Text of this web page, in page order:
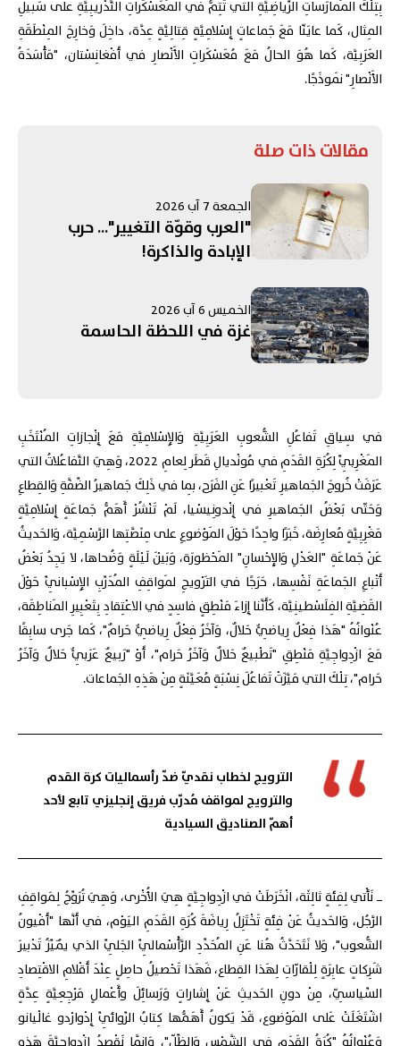
بِتِلْكَ المُمارَساتِ الرِّياضِيَّةِ التي تَتِمُّ في المُعَسْكَراتِ التَّدْريبِيَّةِ على سَبيلِ
المِثال، كَما عايَنّا مَعَ جَماعاتٍ إِسْلامِيَّةٍ قِتالِيَّةٍ عِدَّة، داخِلَ وَخارِجَ المِنْطَقَةِ
العَرَبِيَّة، كَما هُوَ الحالُ مَعَ مُعَسْكَراتِ الأَنْصارِ في أَفْغانِسْتان، "مَأْسَدَةُ
الأَنْصارِ" نَموذَجًا.
مقالات ذات صلة
الجمعة 7 آب 2026
"العرب وقوّة التغيير"... حرب
الإبادة والذاكرة!
الخميس 6 آب 2026
غزة في اللحظة الحاسمة
في سِياقِ تَفاعُلِ الشُّعوبِ العَرَبِيَّةِ وَالإِسْلامِيَّةِ مَعَ إِنْجازاتِ المُنْتَخَبِ
المَغْرِبِيِّ لِكُرَةِ القَدَمِ في مُونْديالِ قَطَر لِعامِ 2022، وَهِيَ التَّفاعُلاتُ التي
عَرَفَتْ خُروجَ الجَماهيرِ تَعْبيرًا عَنِ الفَرَح، بِما في ذَلِكَ جَماهيرُ الضِّفَّةِ وَالقِطاعِ
وَحَتّى بَعْضُ الجَماهيرِ في إِنْدونِيسْيا، لَمْ تَنْشُرْ أَهَمُّ جَماعَةٍ إِسْلامِيَّةٍ
مَغْرِبِيَّةٍ مُعارِضَة، خَبَرًا واحِدًا حَوْلَ المَوْضوعِ على مِنَصَّتِها الرَّسْمِيَّة، وَالحَديثُ
عَنْ جَماعَةِ "العَدْلِ وَالإِحْسانِ" المَحْظورَة، وَبَيْنَ لَيْلَةٍ وَضُحاها، لا يَجِدُ بَعْضُ
أَتْباعِ الجَماعَةِ نَفْسِها، حَرَجًا في التَرْويجِ لمَواقِفِ المُدَرِّبِ الإِسْبانِيِّ حَوْلَ
القَضِيَّةِ الفِلَسْطينِيَّة، كَأَنَّنا إِزاءَ مَنْطِقٍ فاسِدٍ في الاعْتِقادِ بِتَعْبِيرِ المَناطِقَة،
عُنْوانُهُ "هَذا فِعْلٌ رِياضِيٌّ حَلالٌ، وَآخَرُ فِعْلٌ رِياضِيٌّ حَرامٌ"، كَما جَرى سابِقًا
مَعَ ازْدِواجِيَّةِ مَنْطِقِ "تَطْبيعٌ حَلالٌ وَآخَرُ حَرام"، أَوْ "رَبيعٌ عَرَبِيٌّ حَلالٌ وَآخَرُ
حَرام"، تِلْكَ التي مَيَّزَتْ تَفاعُلَ نِسْبَةٍ مُعَيَّنَةٍ مِنْ هَذِهِ الجَماعات.
الترويج لخطاب نقديّ ضدّ رأسماليات كرة القدم
والترويج لمواقف مُدرّب فريق إنجليزي تابع لأحد
أهمّ الصناديق السيادية
ــ نَأْتي لِفِئَةٍ ثالِثَة، انْخَرَطَتْ في ازْدِواجِيَّةٍ هِيَ الأُخْرى، وَهِيَ تُرَوِّجُ لِمَواقِفِ
الرَّجُل، وَالحَديثُ عَنْ فِئَةٍ تَخْتَزِلُ رِياضَةَ كُرَةِ القَدَمِ اليَوْم، في أَنَّها "أَفْيونُ
الشُّعوب"، وَلا نَتَحَدَّثُ هُنا عَنِ المُحَدِّدِ الرَّأْسْمالِيِّ الجَلِيِّ الذي يُمَيِّزُ تَدْبيرَ
شَرِكاتٍ عابِرَةٍ لِلْقارّاتِ لِهَذا القِطاع، فَهَذا تَحْصيلُ حاصِلٍ عِنْدَ أَقْلامِ الاقْتِصادِ
السِّياسِيّ، مِنْ دونِ الحَديثِ عَنْ إِشاراتٍ وَرَسائِلَ وأَعْمالٍ مَرْجِعِيَّةٍ عِدَّةٍ
اشْتَغَلَتْ عَلى المَوْضوع، قَدْ يَكونُ أَهَمُّها كِتابُ الرِّوائِيِّ إِدْوارْدو غالْيانو